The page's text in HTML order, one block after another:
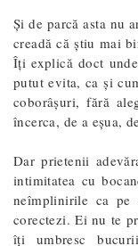
Și de parcă asta nu
creadă că știu mai
Îți explică doct
putut evita, ca și
coborâșuri, fără
încerca, de a eșua,
Dar prietenii
intimitatea cu
neîmplinirile ca
corectezi. Ei nu te
îți umbresc